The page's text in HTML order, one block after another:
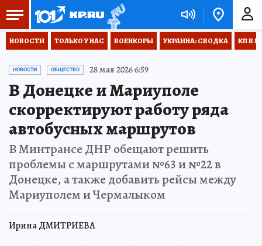
НОВОСТИ ТОЛЬКО У НАС ВОЕНКОРЫ УКРАИНА: СВОДКА КП В
НОВОСТИ ОБЩЕСТВО 28 мая 2026 6:59
В Донецке и Мариуполе
скорректируют работу ряда
автобусных маршрутов
В Минтрансе ДНР обещают решить
проблемы с маршрутами №63 и №22 в
Донецке, а также добавить рейсы между
Мариуполем и Чермалыком
Ирина ДМИТРИЕВА